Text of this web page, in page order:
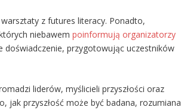
z futures literacy. Ponadto,
niebawem poinformują organizatorzy
doświadczenie, przygotowując uczestników
liderów, myślicieli przyszłości oraz
jak przyszłość może być badana, rozumiana